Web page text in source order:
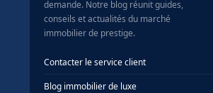
demande. Notre blog réunit guides,
conseils et actualités du marché
immobilier de prestige.
Contacter le service client
Blog immobilier de luxe